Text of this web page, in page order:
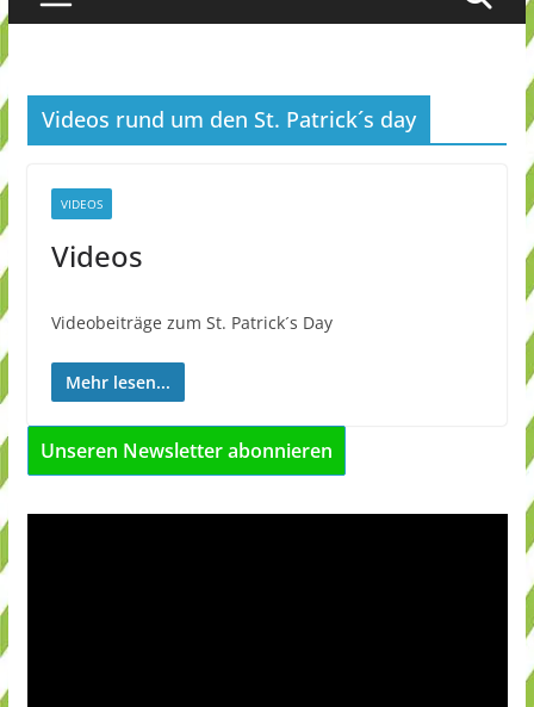
Videos rund um den St. Patrick´s day
VIDEOS
Videos
Videobeiträge zum St. Patrick´s Day
Mehr lesen...
Unseren Newsletter abonnieren